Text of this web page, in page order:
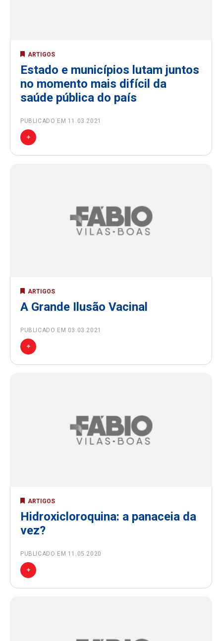
ARTIGOS
Estado e municípios lutam juntos
no momento mais difícil da
saúde pública do país
PUBLICADO EM 11.03.2021
ARTIGOS
A Grande Ilusão Vacinal
PUBLICADO EM 03.03.2021
ARTIGOS
Hidroxicloroquina: a panaceia da
vez?
PUBLICADO EM 11.05.2020